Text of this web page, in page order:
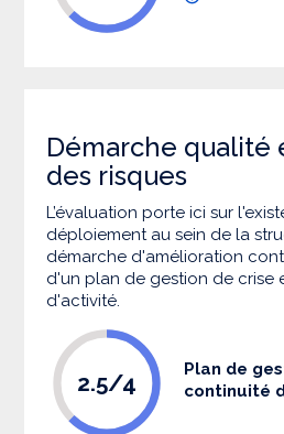
Démarche qualité
des risques
L’évaluation porte ici sur
déploiement au sein de la
démarche d'amélioration
d'un plan de gestion de crise
d'activité.
2.5/4
Plan de
continuité